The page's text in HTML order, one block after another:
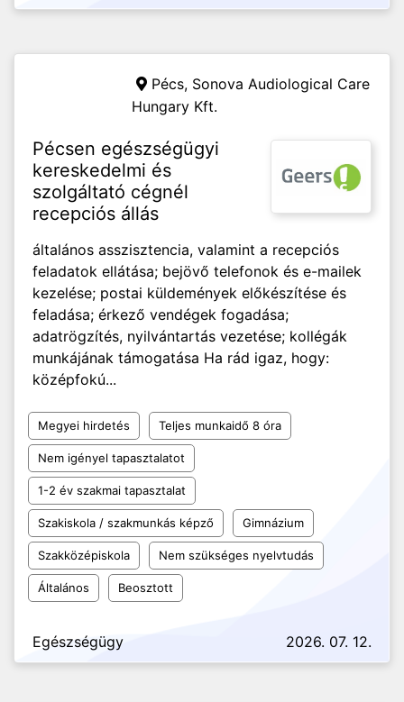
Pécs, Sonova Audiological Care
Hungary Kft.
Pécsen egészségügyi
kereskedelmi és
szolgáltató cégnél
recepciós állás
általános asszisztencia, valamint a recepciós
feladatok ellátása; bejövő telefonok és e-mailek
kezelése; postai küldemények előkészítése és
feladása; érkező vendégek fogadása;
adatrögzítés, nyilvántartás vezetése; kollégák
munkájának támogatása Ha rád igaz, hogy:
középfokú...
Megyei hirdetés Teljes munkaidő 8 óra
Nem igényel tapasztalatot
1-2 év szakmai tapasztalat
Szakiskola / szakmunkás képző Gimnázium
Szakközépiskola Nem szükséges nyelvtudás
Általános Beosztott
Egészségügy 2026. 07. 12.